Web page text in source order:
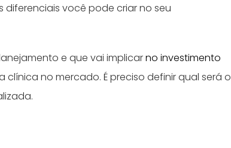
você pode criar no seu
e que vai implicarno investimento
no mercado. É preciso definir qual será o